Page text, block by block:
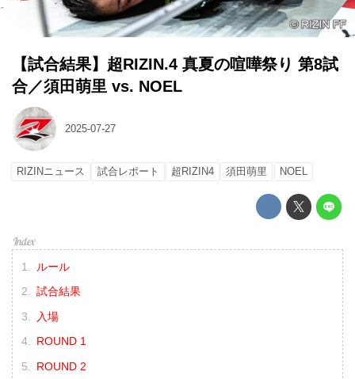
【試合結果】超RIZIN.4 真夏の喧嘩祭り 第8試
合／須田萌里 vs. NOEL
2025-07-27
RIZINニュース 試合レポート 超RIZIN4 須田萌里 NOEL
ルール
試合結果
入場
ROUND 1
ROUND 2